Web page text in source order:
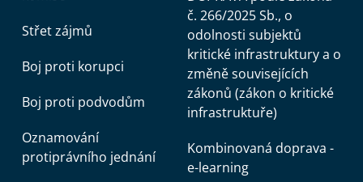
Střet zájmů
Boj proti korupci
Boj proti podvodům
Oznamování
protiprávního jednání
č. 266/2025 Sb., o
odolnosti subjektů
kritické infrastruktury a o
změně souvisejících
zákonů (zákon o kritické
infrastruktuře)
Kombinovaná doprava -
e-learning